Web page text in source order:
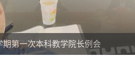
期第一次本科教学院长例会